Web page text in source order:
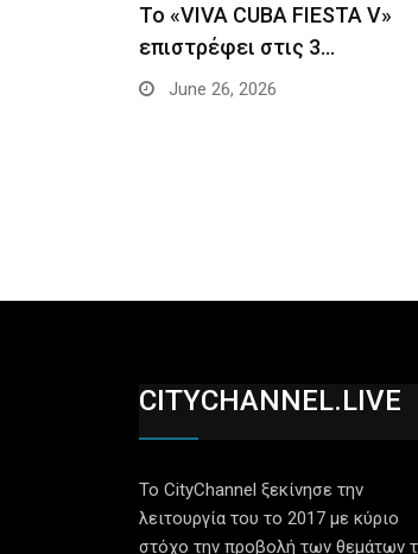
Το «VIVA CUBA FIESTA V»
επιστρέφει στις 3…
June 26, 2026
CITYCHANNEL.LIVE
Το CityChannel ξεκίνησε την
λειτουργία του το 2017 με κύριο
στόχο την προβολή των θεμάτων